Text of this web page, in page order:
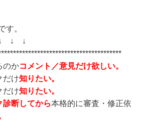
す。
↓ ↓
のかコメント／意見だけ欲しい。
だけ知りたい。
だけ知りたい。
診断してから本格的に審査・修正依